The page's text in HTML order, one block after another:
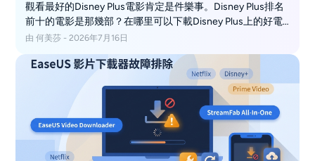
觀看最好的Disney Plus電影肯定是件樂事。Disney Plus排名
前十的電影是那幾部？在哪里可以下載Disney Plus上的好電
影並進行離線播放？這篇文章將解答您有關觀看和下載最好
由 何美莎 - 2026年7月16日